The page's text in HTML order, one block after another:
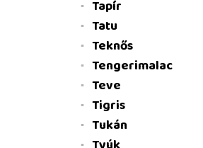
Tapír
Tatu
Teknős
Tengerimalac
Teve
Tigris
Tukán